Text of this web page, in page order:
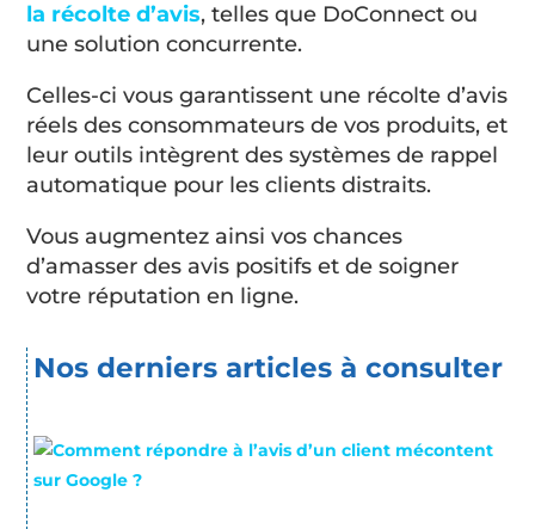
la récolte d’avis, telles que DoConnect ou
une solution concurrente.
Celles-ci vous garantissent une récolte d’avis
réels des consommateurs de vos produits, et
leur outils intègrent des systèmes de rappel
automatique pour les clients distraits.
Vous augmentez ainsi vos chances
d’amasser des avis positifs et de soigner
votre réputation en ligne.
Nos derniers articles à consulter